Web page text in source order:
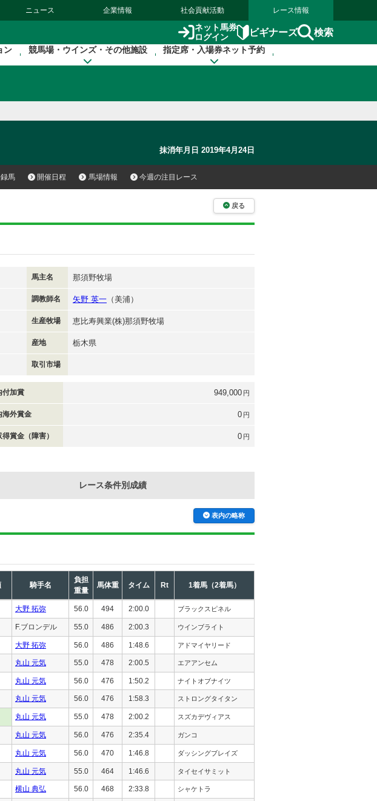
ニュース 企業情報 社会貢献活動 レース情報
ネット馬券
ログイン
ビギナーズ 検索
ン 競馬場・ウインズ・その他施設 指定席・入場券ネット予約
抹消年月日 2019年4月24日
馬 開催日程 馬場情報 今週の注目レース
戻る
馬主名 那須野牧場
調教師名 矢野 英一 （美浦）
生産牧場 恵比寿興業(株)那須野牧場
産地 栃木県
取引市場
付加賞 949,000 円
海外賞金 0 円
得賞金（障害） 0 円
レース条件別成績
表内の略称
騎手名
負担
重量
馬体重 タイム Rt 1着馬（2着馬）
大野 拓弥 56.0 494 2:00.0 ブラックスピネル
F.ブロンデル 55.0 486 2:00.3 ウインブライト
大野 拓弥 56.0 486 1:48.6 アドマイヤリード
丸山 元気 55.0 478 2:00.5 エアアンセム
丸山 元気 56.0 476 1:50.2 ナイトオブナイツ
丸山 元気 56.0 476 1:58.3 ストロングタイタン
丸山 元気 55.0 478 2:00.2 スズカデヴィアス
丸山 元気 56.0 476 2:35.4 ガンコ
丸山 元気 56.0 470 1:46.8 ダッシングブレイズ
丸山 元気 55.0 464 1:46.6 タイセイサミット
横山 典弘 56.0 468 2:33.8 シャケトラ